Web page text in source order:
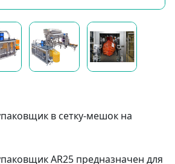
в сетку-мешок на
AR25 предназначен для